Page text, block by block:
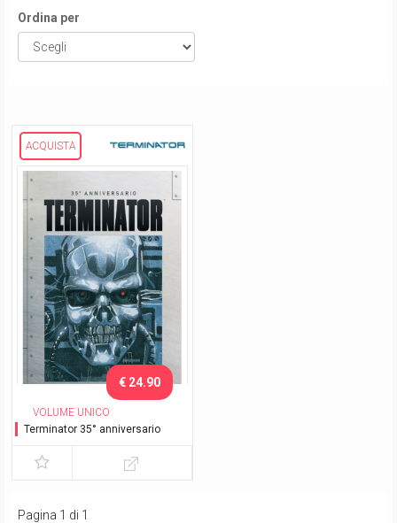
Ordina per
ACQUISTA
VOLUME UNICO
Terminator 35° anniversario
€ 24.90
Pagina 1 di 1